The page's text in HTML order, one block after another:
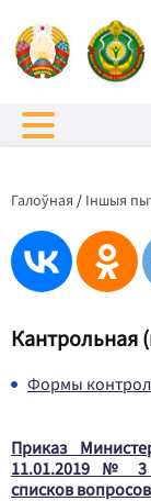
Галоўная / Іншыя
Кантрольная
Формы
Приказ
11.01.2019 № 3
списков